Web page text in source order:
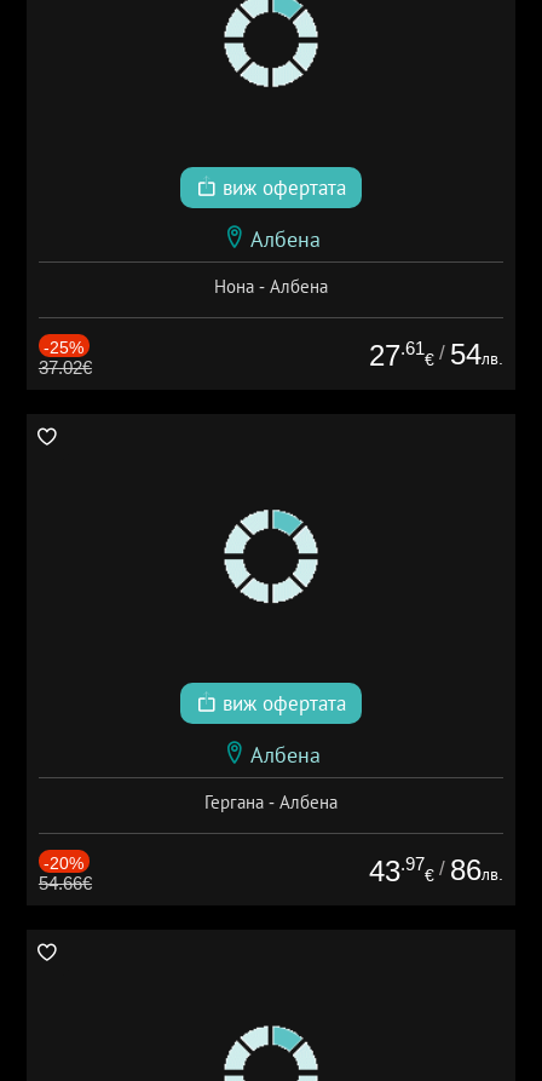
виж офертата
Албена
Нона - Албена
-25%
37.02€ 27.61
€ / 54лв.
виж офертата
Албена
Гергана - Албена
-20%
54.66€ 43.97
€ / 86лв.